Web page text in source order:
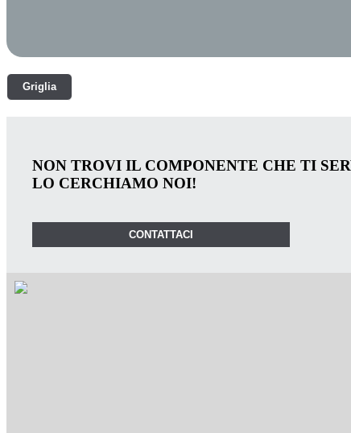
Griglia
NON TROVI IL COMPONENTE CHE TI
LO CERCHIAMO NOI!
CONTATTACI